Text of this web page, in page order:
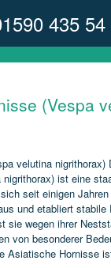
435 54
(Vespa
velutina nigrithorax)
ist eine
seit einigen
und etabliert stabile
sie wegen ihrer
von besonderer
Asiatische Hornisse